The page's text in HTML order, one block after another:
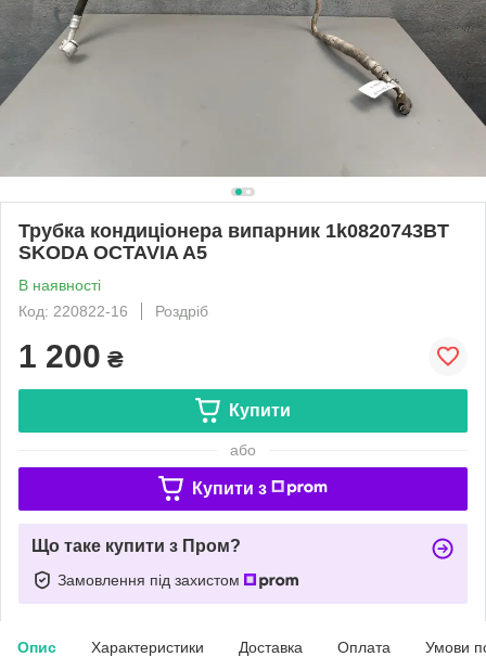
Трубка кондиціонера випарник 1k0820743BT
SKODA OCTAVIA A5
В наявності
Код: 220822-16
Роздріб
1 200 ₴
Купити
або
Купити з
Що таке купити з Пром?
Замовлення під захистом
Опис Характеристики Доставка Оплата Умови